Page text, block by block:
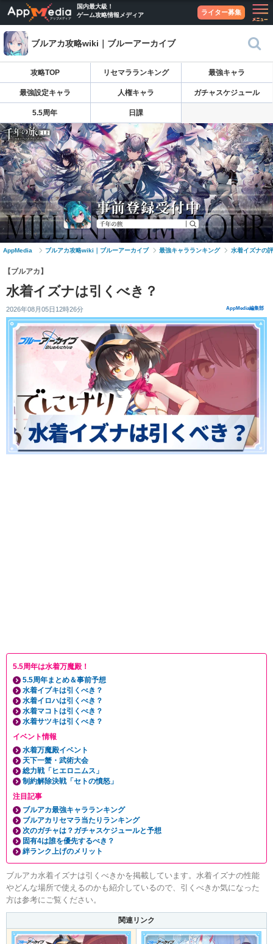
国内最大級！
ゲーム攻略情報メディア
ライター募集
ブルアカ攻略wiki｜ブルーアーカイブ
攻略TOP リセマラランキング 最強キャラ
最強設定キャラ 人権キャラ ガチャスケジュール
5.5周年 日課
AppMedia ブルアカ攻略wiki｜ブルーアーカイブ 最強キャラランキング 水着イズナの
【ブルアカ】
水着イズナは引くべき？
2026年08月05日12時26分 AppMedia編集部
5.5周年は水着万魔殿！
5.5周年まとめ＆事前予想
水着イブキは引くべき？
水着イロハは引くべき？
水着マコトは引くべき？
水着サツキは引くべき？
イベント情報
水着万魔殿イベント
天下一蟹・武術大会
総力戦「ヒエロニムス」
制約解除決戦「セトの憤怒」
注目記事
ブルアカ最強キャラランキング
ブルアカリセマラ当たりランキング
次のガチャは？ガチャスケジュールと予想
固有4は誰を優先するべき？
絆ランク上げのメリット
ブルアカ水着イズナは引くべきかを掲載しています。水着イズナの性能
やどんな場所で使えるのかも紹介しているので、引くべきか気になった
方は参考にご覧ください。
関連リンク